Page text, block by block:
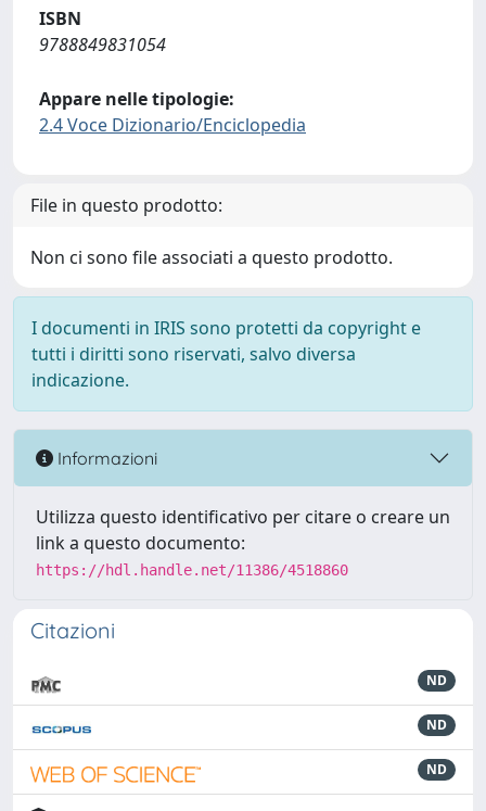
ISBN
9788849831054
Appare nelle tipologie:
2.4 Voce Dizionario/Enciclopedia
File in questo prodotto:
Non ci sono file associati a questo prodotto.
I documenti in IRIS sono protetti da copyright e
tutti i diritti sono riservati, salvo diversa
indicazione.
Informazioni
Utilizza questo identificativo per citare o creare un
link a questo documento:
https://hdl.handle.net/11386/4518860
Citazioni
ND
ND
ND